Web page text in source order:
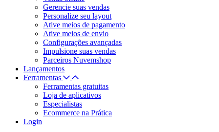
Gerencie suas vendas
Personalize seu layout
Ative meios de pagamento
Ative meios de envio
Configurações avançadas
Impulsione suas vendas
Parceiros Nuvemshop
Lançamentos
Ferramentas
Ferramentas gratuitas
Loja de aplicativos
Especialistas
Ecommerce na Prática
Login